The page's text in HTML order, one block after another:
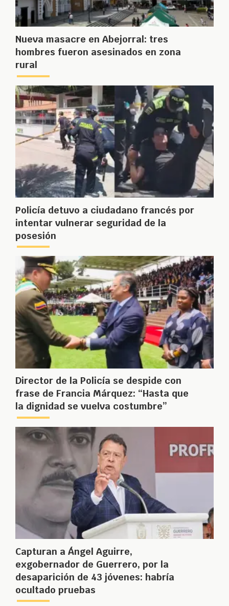
Nueva masacre en Abejorral: tres
hombres fueron asesinados en zona
rural
Policía detuvo a ciudadano francés por
intentar vulnerar seguridad de la
posesión
Director de la Policía se despide con
frase de Francia Márquez: “Hasta que
la dignidad se vuelva costumbre”
Capturan a Ángel Aguirre,
exgobernador de Guerrero, por la
desaparición de 43 jóvenes: habría
ocultado pruebas